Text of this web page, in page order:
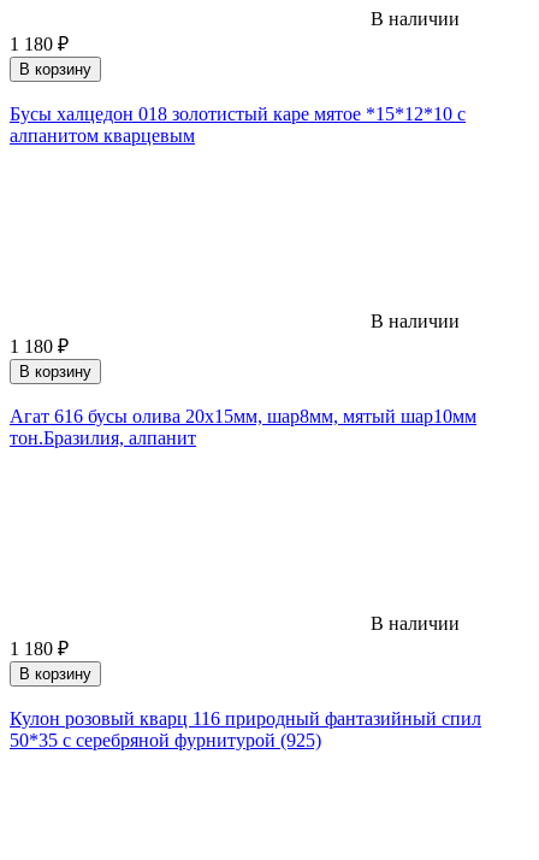
В наличии
1 180 ₽
В корзину
Бусы халцедон 018 золотистый каре мятое *15*12*10 с
алпанитом кварцевым
В наличии
1 180 ₽
В корзину
Агат 616 бусы олива 20х15мм, шар8мм, мятый шар10мм
тон.Бразилия, алпанит
В наличии
1 180 ₽
В корзину
Кулон розовый кварц 116 природный фантазийный спил
50*35 с серебряной фурнитурой (925)